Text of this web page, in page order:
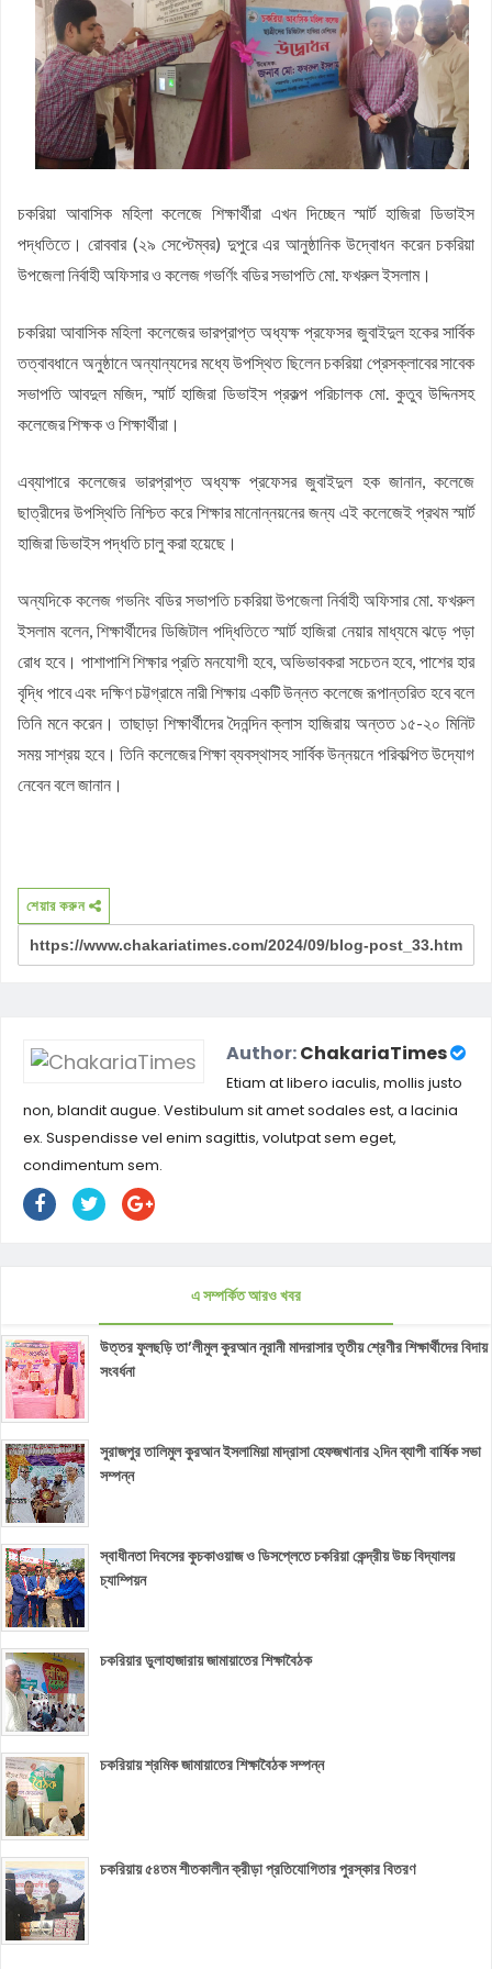
সসাসের পাঁচদিনের সংগীত কর্মশালা সম্পন্ন
চকরিয়ায় উপজেলা স্কাউটসের মাসিক সভা অনুষ্ঠিত
বেগম রোকেয়া সাখাওয়াত হোসেন বৃত্তির তৃতীয় পুরস্কার পেলো তাসরিফুল
করিম
বেগম রোকেয়া সাখাওয়াত হোসেন বৃত্তির পুরস্কার পেলো পাঁচ শতাধিক
চকরিয়া প্রেসক্লাবের উদ্যোগে জুলাই গণঅভ্যুত্থান দিবসের আলোচনা সভা
ও দোয়া মাহফিল
চকরিয়ায় ১১দলীয় ঐক্যের গণমিছিল
চকরিয়া আবাসিক মহিলা কলেজে শিক্ষার্থীরা এখন দিচ্ছেন স্মার্ট হাজিরা ডিভাইস
পদ্ধতিতে। রোববার (২৯ সেপ্টেম্বর) দুপুরে এর আনুষ্ঠানিক উদ্বোধন করেন চকরিয়া
উপজেলা নির্বাহী অফিসার ও কলেজ গভর্ণিং বডির সভাপতি মো. ফখরুল ইসলাম।
চকরিয়া আবাসিক মহিলা কলেজের ভারপ্রাপ্ত অধ্যক্ষ প্রফেসর জুবাইদুল হকের সার্বিক
তত্বাবধানে অনুষ্ঠানে অন্যান্যদের মধ্যে উপস্থিত ছিলেন চকরিয়া প্রেসক্লাবের সাবেক
সভাপতি আবদুল মজিদ, স্মার্ট হাজিরা ডিভাইস প্রকল্প পরিচালক মো. কুতুব উদ্দিনসহ
কলেজের শিক্ষক ও শিক্ষার্থীরা।
এব্যাপারে কলেজের ভারপ্রাপ্ত অধ্যক্ষ প্রফেসর জুবাইদুল হক জানান, কলেজে
ছাত্রীদের উপস্থিতি নিশ্চিত করে শিক্ষার মানোন্নয়নের জন্য এই কলেজেই প্রথম স্মার্ট
হাজিরা ডিভাইস পদ্ধতি চালু করা হয়েছে।
অন্যদিকে কলেজ গভনিং বডির সভাপতি চকরিয়া উপজেলা নির্বাহী অফিসার মো. ফখরুল
ইসলাম বলেন, শিক্ষার্থীদের ডিজিটাল পদ্ধিতিতে স্মার্ট হাজিরা নেয়ার মাধ্যমে ঝড়ে পড়া
রোধ হবে। পাশাপাশি শিক্ষার প্রতি মনযোগী হবে, অভিভাবকরা সচেতন হবে, পাশের হার
বৃদ্ধি পাবে এবং দক্ষিণ চট্টগ্রামে নারী শিক্ষায় একটি উন্নত কলেজে রূপান্তরিত হবে বলে
তিনি মনে করেন। তাছাড়া শিক্ষার্থীদের দৈনন্দিন ক্লাস হাজিরায় অন্তত ১৫-২০ মিনিট
সময় সাশ্রয় হবে। তিনি কলেজের শিক্ষা ব্যবস্থাসহ সার্বিক উন্নয়নে পরিকল্পিত উদ্যোগ
নেবেন বলে জানান।
শেয়ার করুন
Author:ChakariaTimes
Etiam at libero iaculis, mollis justo
non, blandit augue. Vestibulum sit amet sodales est, a lacinia
ex. Suspendisse vel enim sagittis, volutpat sem eget,
condimentum sem.
এ সম্পর্কিত আরও খবর
উত্তর ফুলছড়ি তা’লীমুল কুরআন নূরানী মাদরাসার তৃতীয় শ্রেণীর শিক্ষার্থীদের বিদায়
সংবর্ধনা
সুরাজপুর তালিমুল কুরআন ইসলামিয়া মাদ্রাসা হেফজখানার ২দিন ব্যাপী বার্ষিক সভা
সম্পন্ন
স্বাধীনতা দিবসের কুচকাওয়াজ ও ডিসপ্লেতে চকরিয়া কেন্দ্রীয় উচ্চ বিদ্যালয়
চ্যাম্পিয়ন
চকরিয়ার ডুলাহাজারায় জামায়াতের শিক্ষাবৈঠক
চকরিয়ায় শ্রমিক জামায়াতের শিক্ষাবৈঠক সম্পন্ন
চকরিয়ায় ৫৪তম শীতকালীন ক্রীড়া প্রতিযোগিতার পুরস্কার বিতরণ